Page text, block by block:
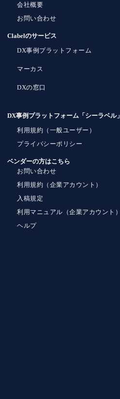
会社概要
お問い合わせ
Clabelのサービス
DX事例プラットフォーム
マーカス
DXの窓口
DX事例プラットフォーム「シーラベル」
利用規約（一般ユーザー）
プライバシーポリシー
ベンダーの方はこちら
お問い合わせ
利用規約（企業アカウント）
入稿規定
利用マニュアル（企業アカウント）
ヘルプ